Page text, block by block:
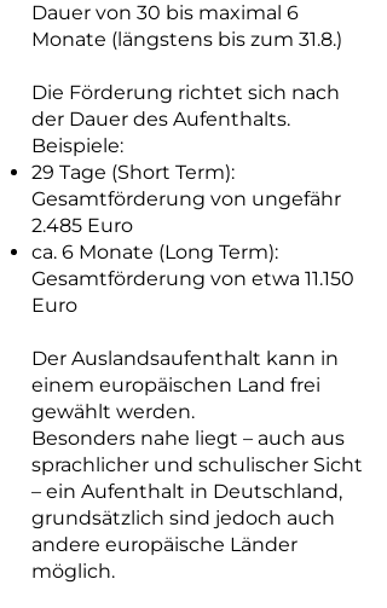
Dauer von 30 bis maximal 6
Monate (längstens bis zum 31.8.)
Die Förderung richtet sich nach
der Dauer des Aufenthalts.
Beispiele:
29 Tage (Short Term):
Gesamtförderung von ungefähr
2.485 Euro
ca. 6 Monate (Long Term):
Gesamtförderung von etwa 11.150
Euro
Der Auslandsaufenthalt kann in
einem europäischen Land frei
gewählt werden.
Besonders nahe liegt – auch aus
sprachlicher und schulischer Sicht
– ein Aufenthalt in Deutschland,
grundsätzlich sind jedoch auch
andere europäische Länder
möglich.